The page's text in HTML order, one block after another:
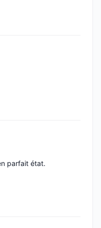
parfait état.